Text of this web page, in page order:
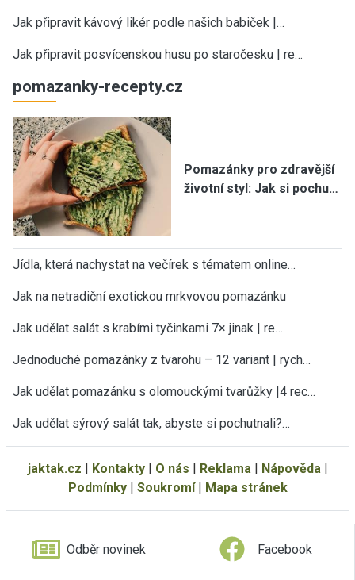
Jak připravit kávový likér podle našich babiček |…
Jak připravit posvícenskou husu po staročesku | re…
pomazanky-recepty.cz
Pomazánky pro zdravější
životní styl: Jak si pochu…
Jídla, která nachystat na večírek s tématem online…
Jak na netradiční exotickou mrkvovou pomazánku
Jak udělat salát s krabími tyčinkami 7× jinak | re…
Jednoduché pomazánky z tvarohu – 12 variant | rych…
Jak udělat pomazánku s olomouckými tvarůžky |4 rec…
Jak udělat sýrový salát tak, abyste si pochutnali?…
jaktak.cz | Kontakty| O nás | Reklama| Nápověda|
Podmínky| Soukromí| Mapa stránek
Odběr novinek Facebook